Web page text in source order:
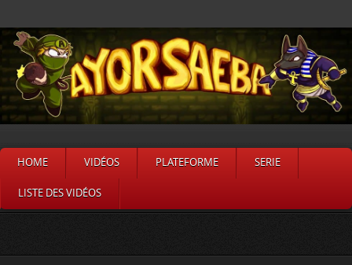
HOME VIDÉOS PLATEFORME SERIE
LISTE DES VIDÉOS